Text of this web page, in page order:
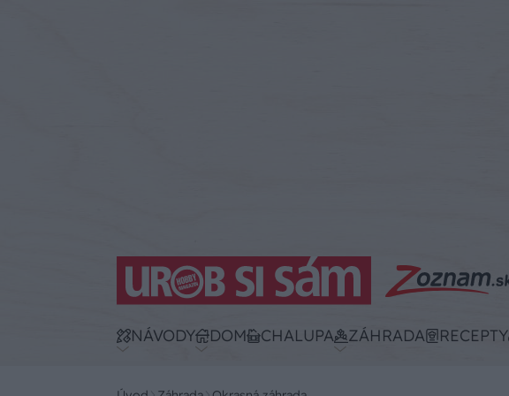
NÁVODY DOM CHALUPA ZÁHRADA RECEPTY